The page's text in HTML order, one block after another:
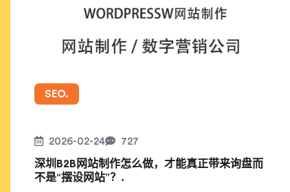
SEO.
2026-02-24 727
深圳B2B网站制作怎么做，才能真正带来询盘而
不是“摆设网站”？.